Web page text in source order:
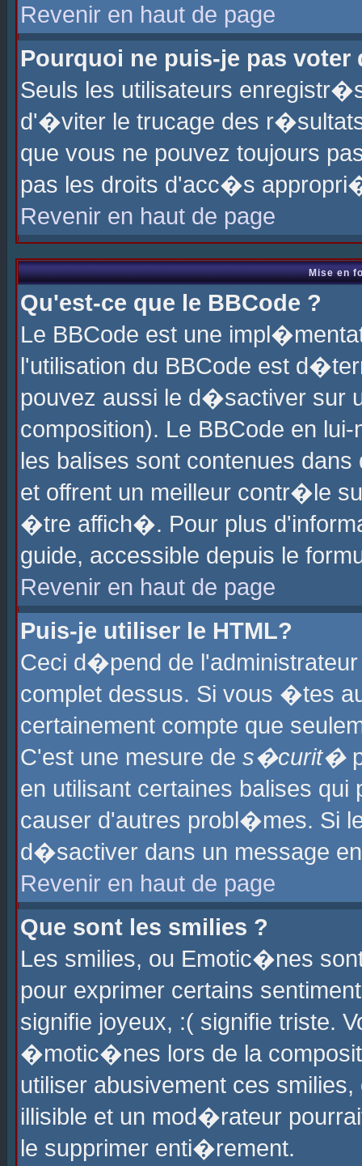
Revenir en haut de page
Pourquoi ne puis-je pas voter
Seuls les utilisateurs
d'�viter le trucage des
que vous ne pouvez toujours
pas les droits d'acc�s
Revenir en haut de page
Mise en
Qu'est-ce que le BBCode ?
Le BBCode est une
l'utilisation du BBCode est
pouvez aussi le d�sactiver sur
composition). Le BBCode en
les balises sont contenues
et offrent un meilleur contr�le
�tre affich�. Pour plus
guide, accessible depuis le
Revenir en haut de page
Puis-je utiliser le HTML?
Ceci d�pend de
complet dessus. Si vous �tes
certainement compte que
C'est une mesure de s�curit�
en utilisant certaines balises
causer d'autres probl�mes. Si
d�sactiver dans un message
Revenir en haut de page
Que sont les smilies ?
Les smilies, ou Emotic�nes
pour exprimer certains
signifie joyeux, :( signifie triste.
�motic�nes lors de la
utiliser abusivement ces
illisible et un mod�rateur
le supprimer enti�rement.